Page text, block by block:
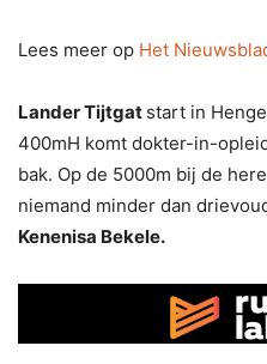
Lees meer op Het
Lander Tijtgat start in
400mH komt dokter-in-
bak. Op de 5000m bij de
niemand minder dan
Kenenisa Bekele.